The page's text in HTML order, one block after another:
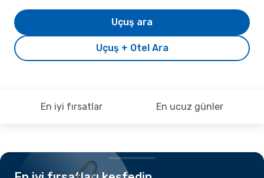
Uçuş + Otel Ara
Uçuş ara
En iyi fırsatlar En ucuz günler